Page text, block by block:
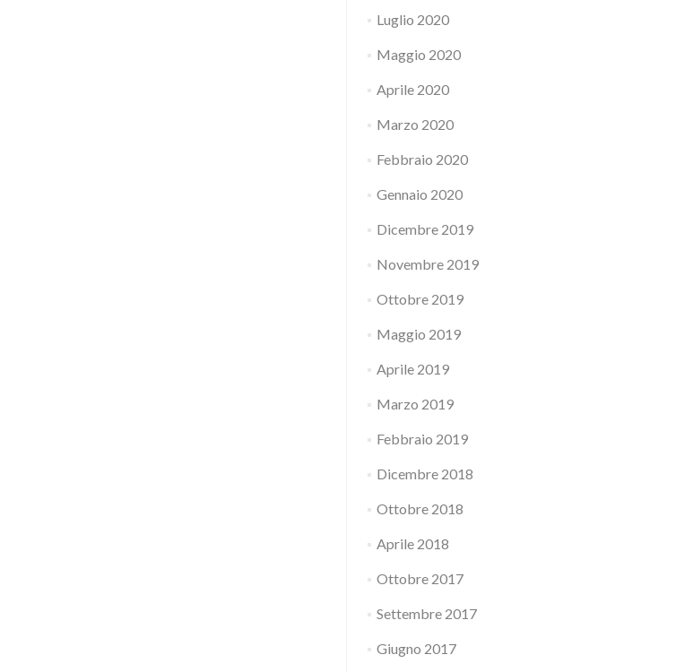
Luglio 2020
Maggio 2020
Aprile 2020
Marzo 2020
Febbraio 2020
Gennaio 2020
Dicembre 2019
Novembre 2019
Ottobre 2019
Maggio 2019
Aprile 2019
Marzo 2019
Febbraio 2019
Dicembre 2018
Ottobre 2018
Aprile 2018
Ottobre 2017
Settembre 2017
Giugno 2017